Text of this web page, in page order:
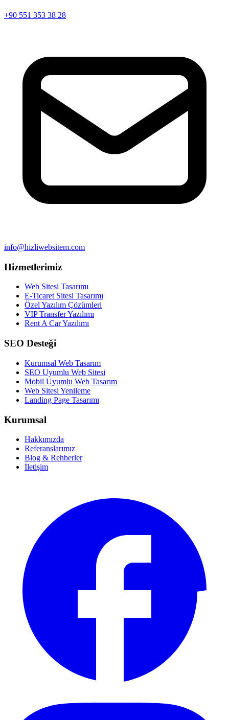
+90 551 353 38 28
info@hizliwebsitem.com
Hizmetlerimiz
Web Sitesi Tasarımı
E-Ticaret Sitesi Tasarımı
Özel Yazılım Çözümleri
VIP Transfer Yazılımı
Rent A Car Yazılımı
SEO Desteği
Kurumsal Web Tasarım
SEO Uyumlu Web Sitesi
Mobil Uyumlu Web Tasarım
Web Sitesi Yenileme
Landing Page Tasarımı
Kurumsal
Hakkımızda
Referanslarımız
Blog & Rehberler
İletişim